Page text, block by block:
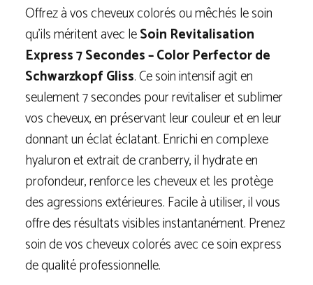
Offrez à vos cheveux colorés ou mêchés le soin
qu’ils méritent avec leSoin Revitalisation
Express 7 Secondes – Color Perfector de
Schwarzkopf Gliss. Ce soin intensif agit en
seulement 7 secondes pour revitaliser et sublimer
vos cheveux, en préservant leur couleur et en leur
donnant un éclat éclatant. Enrichi en complexe
hyaluron et extrait de cranberry, il hydrate en
profondeur, renforce les cheveux et les protège
des agressions extérieures. Facile à utiliser, il vous
offre des résultats visibles instantanément. Prenez
soin de vos cheveux colorés avec ce soin express
de qualité professionnelle.